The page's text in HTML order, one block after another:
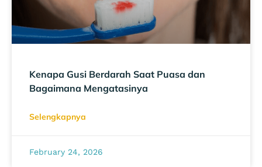
Kenapa Gusi Berdarah Saat Puasa dan
Bagaimana Mengatasinya
Selengkapnya
February 24, 2026